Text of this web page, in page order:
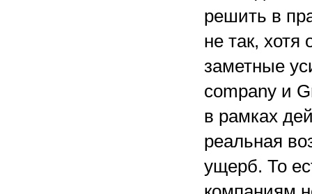
решить в
не так, хотя
заметные
company и
в рамках
реальная
ущерб. То